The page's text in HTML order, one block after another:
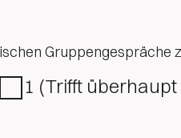
Gruppengespräche
1 (Trifft